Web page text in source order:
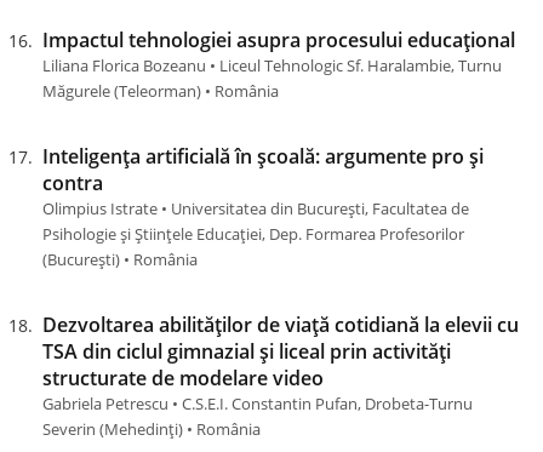
Impactul tehnologiei asupra procesului educațional
Liliana Florica Bozeanu • Liceul Tehnologic Sf. Haralambie, Turnu
Măgurele (Teleorman) • România
Inteligența artificială în școală: argumente pro și
contra
Olimpius Istrate • Universitatea din București, Facultatea de
Psihologie și Științele Educației, Dep. Formarea Profesorilor
(Bucureşti) • România
Dezvoltarea abilităților de viață cotidiană la elevii cu
TSA din ciclul gimnazial și liceal prin activități
structurate de modelare video
Gabriela Petrescu • C.S.E.I. Constantin Pufan, Drobeta-Turnu
Severin (Mehedinţi) • România